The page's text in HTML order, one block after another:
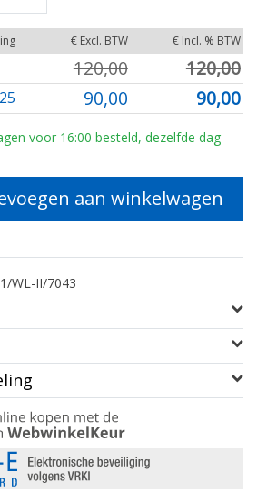
€ Excl. BTW € Incl. % BTW
120,00 120,00
25 90,00 90,00
voor 16:00 besteld, dezelfde dag
aan winkelwagen
WL-II/7043